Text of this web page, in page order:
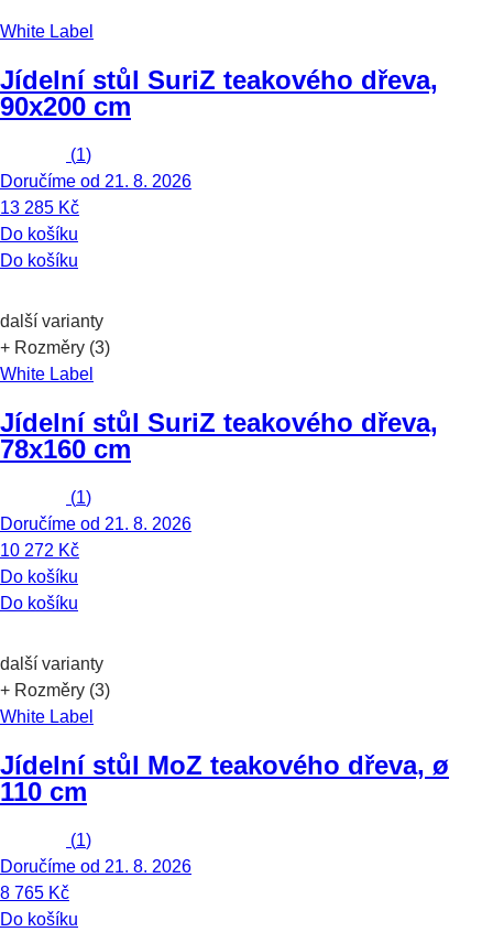
White Label
Jídelní stůl SuriZ teakového dřeva,
90x200 cm
(1)
Doručíme od 21. 8. 2026
13 285 Kč
Do košíku
Do košíku
další varianty
+ Rozměry (3)
White Label
Jídelní stůl SuriZ teakového dřeva,
78x160 cm
(1)
Doručíme od 21. 8. 2026
10 272 Kč
Do košíku
Do košíku
další varianty
+ Rozměry (3)
White Label
Jídelní stůl MoZ teakového dřeva, ø
110 cm
(1)
Doručíme od 21. 8. 2026
8 765 Kč
Do košíku